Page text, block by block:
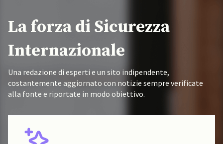
La forza di Sicurezza
Internazionale
Una redazione di esperti e un sito indipendente,
costantemente aggiornato con notizie sempre verificate
alla fonte e riportate in modo obiettivo.